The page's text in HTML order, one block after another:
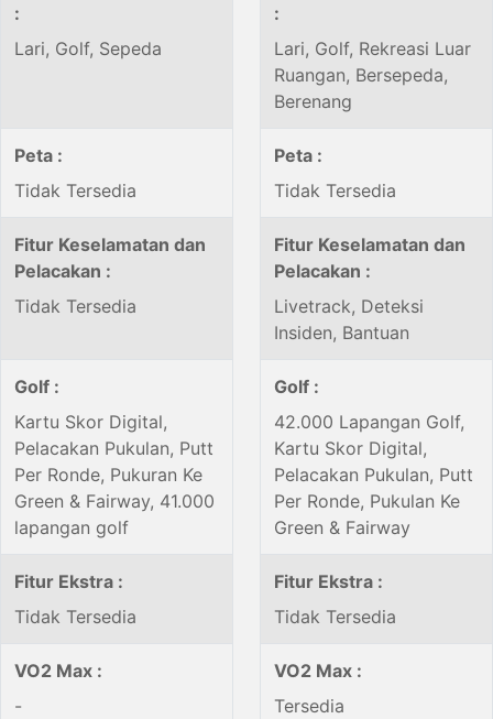
:
Lari, Golf, Sepeda
:
Lari, Golf, Rekreasi Luar
Ruangan, Bersepeda,
Berenang
Peta :
Tidak Tersedia
Peta :
Tidak Tersedia
Fitur Keselamatan dan
Pelacakan :
Tidak Tersedia
Fitur Keselamatan dan
Pelacakan :
Livetrack, Deteksi
Insiden, Bantuan
Golf :
Kartu Skor Digital,
Pelacakan Pukulan, Putt
Per Ronde, Pukuran Ke
Green & Fairway, 41.000
lapangan golf
Golf :
42.000 Lapangan Golf,
Kartu Skor Digital,
Pelacakan Pukulan, Putt
Per Ronde, Pukulan Ke
Green & Fairway
Fitur Ekstra :
Tidak Tersedia
Fitur Ekstra :
Tidak Tersedia
VO2 Max :
-
VO2 Max :
Tersedia